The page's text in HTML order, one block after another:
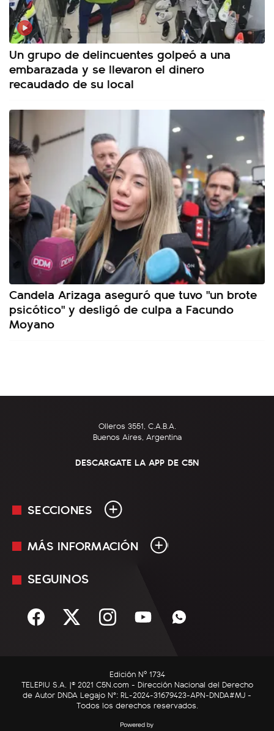
Un grupo de delincuentes golpeó a una
embarazada y se llevaron el dinero
recaudado de su local
Candela Arizaga aseguró que tuvo "un brote
psicótico" y desligó de culpa a Facundo
Moyano
Olleros 3551, C.A.B.A.
Buenos Aires, Argentina
DESCARGATE LA APP DE C5N
SECCIONES
En Vivo
Sociedad
C5N Autos
RatingCero
MÁS INFORMACIÓN
Mediakit
Términos y condiciones
SEGUINOS
Edición Nº 1734
TELEPIU S.A. |© 2021 C5N.com - Dirección Nacional del Derecho
de Autor DNDA Legajo N°: RL-2024-31679423-APN-DNDA#MJ -
Todos los derechos reservados.